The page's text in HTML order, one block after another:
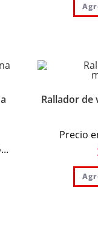
Rallador de
Precio